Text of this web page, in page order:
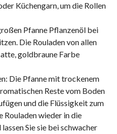
Küchengarn, um die Rollen
Pfanne Pflanzenöl bei
Die Rouladen von allen
goldbraune Farbe
Die Pfanne mit trockenem
Reste vom Boden
und die Flüssigkeit zum
Rouladen wieder in die
Sie sie bei schwacher